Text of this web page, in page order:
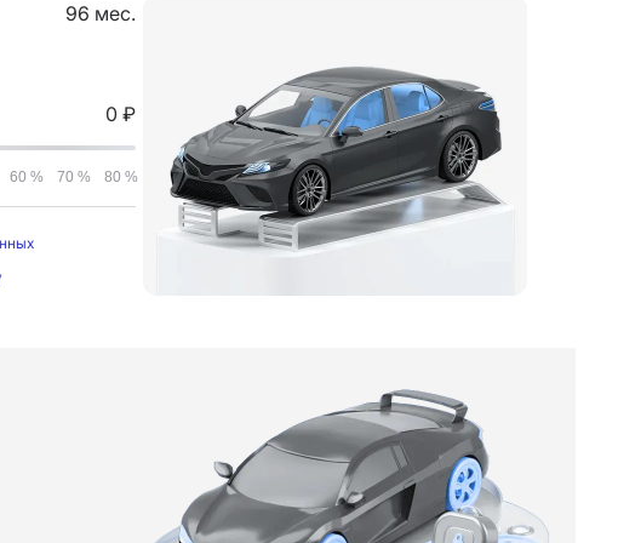
96 мес.
0 ₽
60 % 70 % 80 % Ваш платеж: -